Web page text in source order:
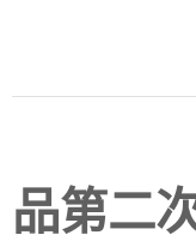
第十
品第二